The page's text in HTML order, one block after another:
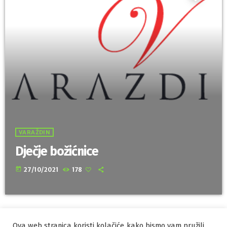
VARAŽDIN
Dječje božićnice
today 27/10/2021 178